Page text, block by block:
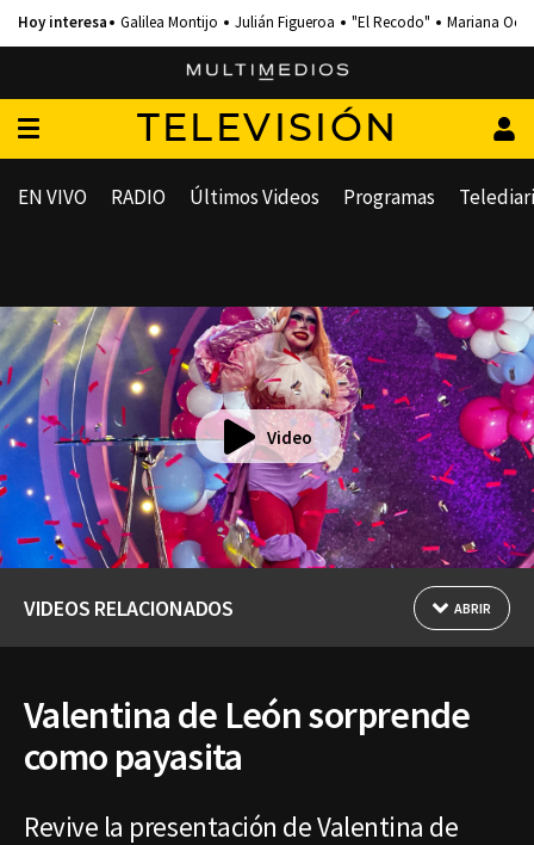
Galilea Montijo Julián Figueroa "El Recodo" Mariana
TELEVISIÓN
EN VIVO RADIO Últimos Videos Programas
Video
VIDEOS RELACIONADOS ABRIR
Valentina de León sorprende
como payasita
Revive la presentación de Valentina de